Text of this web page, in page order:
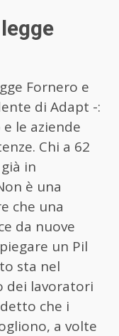
Fornero e
di Adapt -:
le aziende
Chi a 62
in
è una
che una
da nuove
un Pil
sta nel
dei lavoratori
che i
a volte